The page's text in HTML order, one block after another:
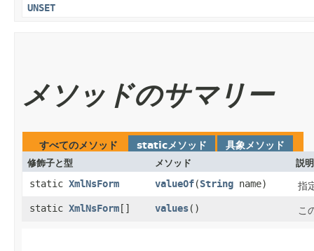
UNSET
メソッドのサマリー
すべてのメソッド staticメソッド 具象メソッド
修飾子と型 メソッド 説明
static XmlNsForm valueOf​(String name) 指
static XmlNsForm [] values() こ